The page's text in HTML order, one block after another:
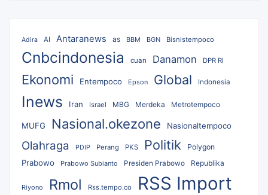
Adira AI Antaranews as BBM BGN Bisnistempoco
Cnbcindonesia cuan Danamon DPR RI
Ekonomi Entempoco Epson Global Indonesia
Inews Iran Israel MBG Merdeka Metrotempoco
MUFG Nasional.okezone Nasionaltempoco
Olahraga PDIP Perang PKS Politik Polygon
Prabowo Prabowo Subianto Presiden Prabowo Republika
Riyono Rmol Rss.tempo.co RSS Import